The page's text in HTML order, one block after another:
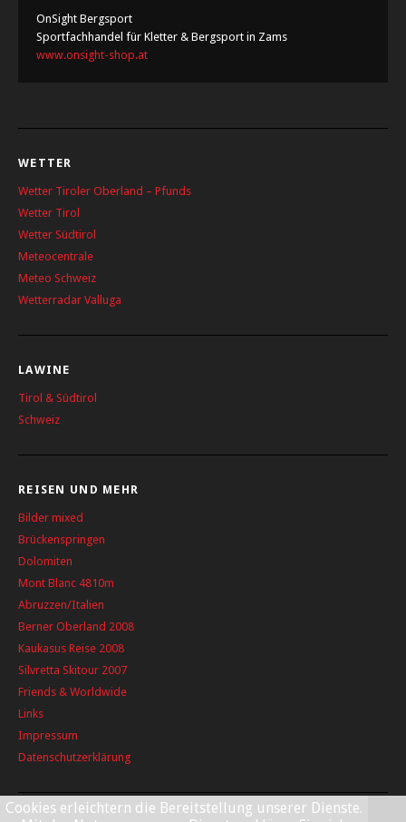
OnSight Bergsport
Sportfachhandel für Kletter & Bergsport in Zams
www.onsight-shop.at
WETTER
Wetter Tiroler Oberland – Pfunds
Wetter Tirol
Wetter Südtirol
Meteocentrale
Meteo Schweiz
Wetterradar Valluga
LAWINE
Tirol & Südtirol
Schweiz
REISEN UND MEHR
Bilder mixed
Brückenspringen
Dolomiten
Mont Blanc 4810m
Abruzzen/Italien
Berner Oberland 2008
Kaukasus Reise 2008
Silvretta Skitour 2007
Friends & Worldwide
Links
Impressum
Datenschutzerklärung
Cookies erleichtern die Bereitstellung unserer Dienste.